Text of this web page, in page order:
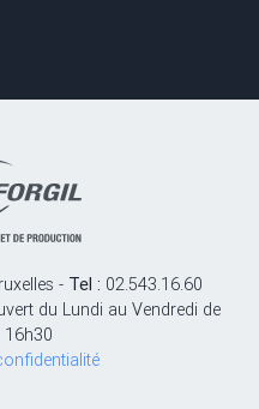
- Tel : 02.543.16.60
du Lundi au Vendredi de
16h30